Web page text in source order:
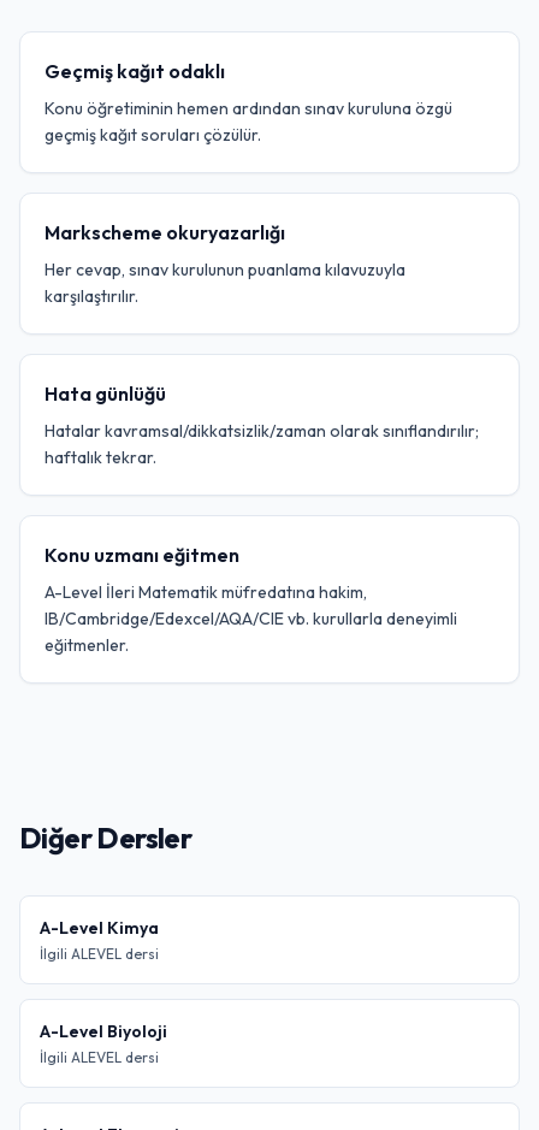
Geçmiş kağıt odaklı
Konu öğretiminin hemen ardından sınav kuruluna özgü
geçmiş kağıt soruları çözülür.
Markscheme okuryazarlığı
Her cevap, sınav kurulunun puanlama kılavuzuyla
karşılaştırılır.
Hata günlüğü
Hatalar kavramsal/dikkatsizlik/zaman olarak sınıflandırılır;
haftalık tekrar.
Konu uzmanı eğitmen
A-Level İleri Matematik müfredatına hakim,
IB/Cambridge/Edexcel/AQA/CIE vb. kurullarla deneyimli
eğitmenler.
Diğer Dersler
A-Level Kimya
İlgili ALEVEL dersi
A-Level Biyoloji
İlgili ALEVEL dersi